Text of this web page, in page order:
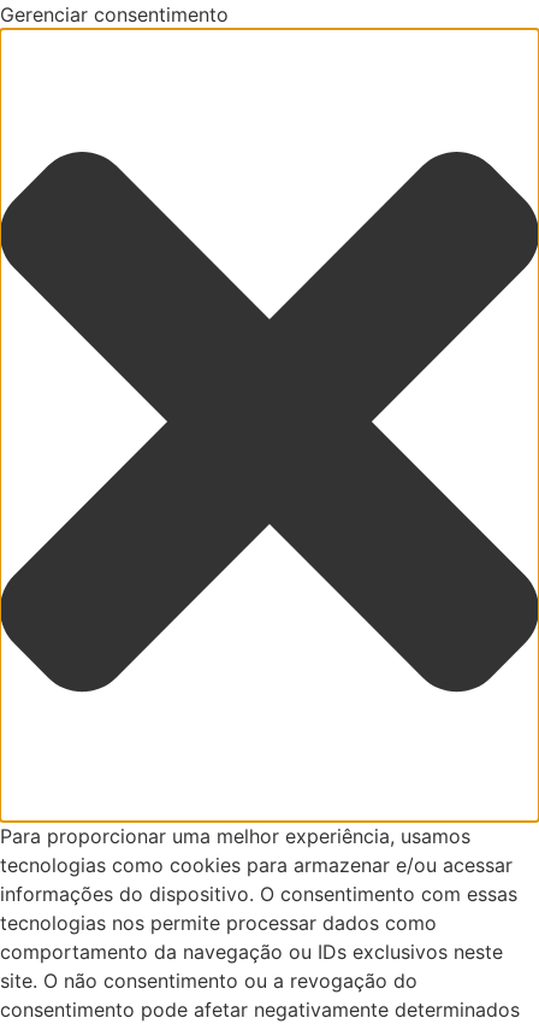
Gerenciar consentimento
Para proporcionar uma melhor experiência, usamos
tecnologias como cookies para armazenar e/ou acessar
informações do dispositivo. O consentimento com essas
tecnologias nos permite processar dados como
comportamento da navegação ou IDs exclusivos neste
site. O não consentimento ou a revogação do
consentimento pode afetar negativamente determinados